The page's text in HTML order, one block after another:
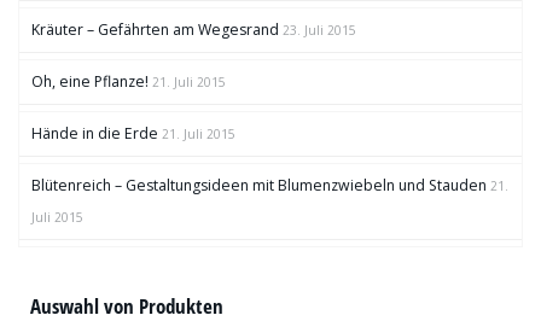
Kräuter – Gefährten am Wegesrand 23. Juli 2015
Oh, eine Pflanze! 21. Juli 2015
Hände in die Erde 21. Juli 2015
Blütenreich – Gestaltungsideen mit Blumenzwiebeln und Stauden 21.
Juli 2015
Auswahl von Produkten